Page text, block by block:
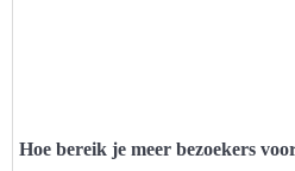
Hoe bereik je meer bezoekers